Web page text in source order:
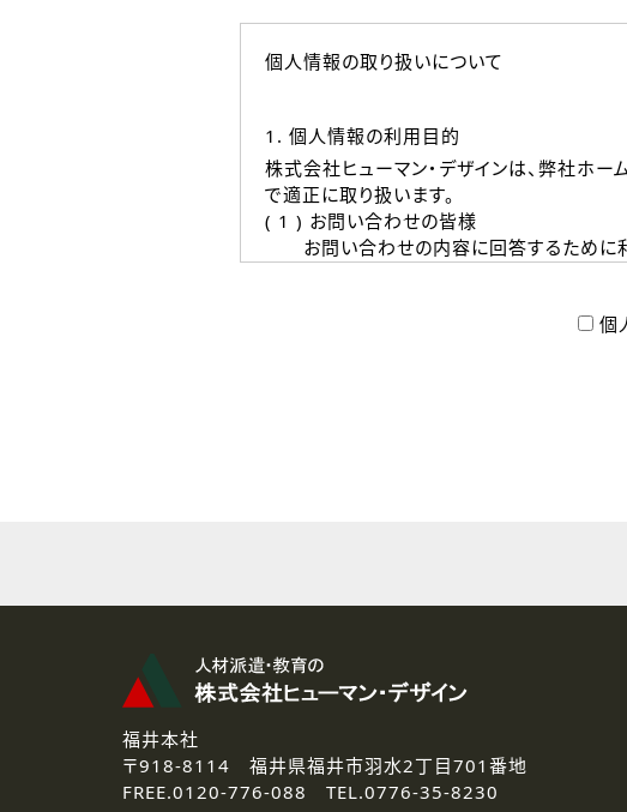
個人情報の取り扱いについて
1. 個人情報の利用目的
株式会社ヒューマン・デザインは、弊社ホ
で適正に取り扱います。
( 1 ) お問い合わせの皆様
お問い合わせの内容に回答するために利
本登録に関するご連絡および本登録時の
なお、ご連絡手段は、電話・Ｅメールの
3.個人情報の取り扱いの委託
弊社の定める個人情報保護の評価基準を満
4.個人情報の開示等について
ご提供いただいた個人情報の開示等（利用
個
福井本社
〒918-8114 福井県福井市羽水2丁目701番地
FREE.0120-776-088 TEL.0776-35-8230